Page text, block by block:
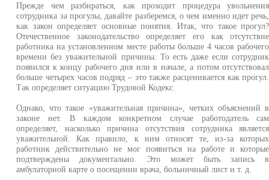
Прежде чем разбираться, как проходит процедура увольнения
сотрудника за прогулы, давайте разберемся, о чем именно идет речь,
как закон определяет основные понятия. Итак, что такое прогул?
Отечественное законодательство определяет его как отсутствие
работника на установленном месте работы больше 4 часов рабочего
времени без уважительной причины. То есть даже если сотрудник
появился к концу рабочего дня или в начале, а потом отсутствовал
больше четырех часов подряд – это также расценивается как прогул.
Так определяет ситуацию Трудовой Кодекс.
Однако, что такое «уважительная причина», четких объяснений в
законе нет. В каждом конкретном случае работодатель сам
определяет, насколько причина отсутствия сотрудника является
уважительной. Как правило, к ним относят те, из-за которых
работник действительно не мог появиться на работе и которые
подтверждены документально. Это может быть запись в
амбулаторной карте о посещении врача, больничный лист и т. д.